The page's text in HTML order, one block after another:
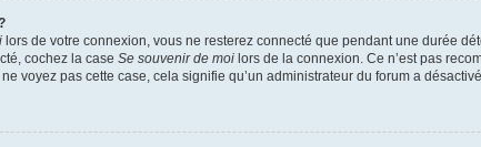
lors de votre connexion, vous ne resterez connecté que pendant une durée
cochez la case Se souvenir de moi lors de la connexion. Ce n’est pas
voyez pas cette case, cela signifie qu’un administrateur du forum a